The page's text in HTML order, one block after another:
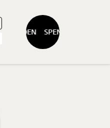
SPENDEN SPENDEN